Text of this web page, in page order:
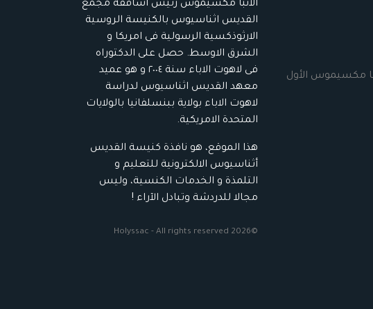
مكسيموس الأول
الانبا مكسيموس رئيس اساقفة مجمع
القديس اثناسيوس بالكنيسة الروسية
الارثوذكسية الرسولية فى امريكا و
الشرق الاوسط. حصل على الدكتوراه
فى لاهوت الاباء سنة ٢٠٠٤ و هو عميد
معهد القديس اثناسيوس لدراسة
لاهوت الاباء بولاية ببنسلفانيا بالولايات
المتحدة الامريكية.
هذا الموقع، هو نافذة كنيسة القديس
أثناسيوس الالكترونية للتعليم و
التلمذة و الخدمات الكنسية، وليس
مجالا للدردشة وتبادل الآراء !
©2026 Holyssac - All rights reserved